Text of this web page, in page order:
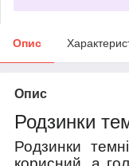
Опис
Опис
Родзинки
Родзинки